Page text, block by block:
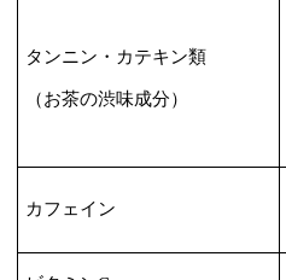
タンニン・カテキン類
（お茶の渋味成分）
カフェイン